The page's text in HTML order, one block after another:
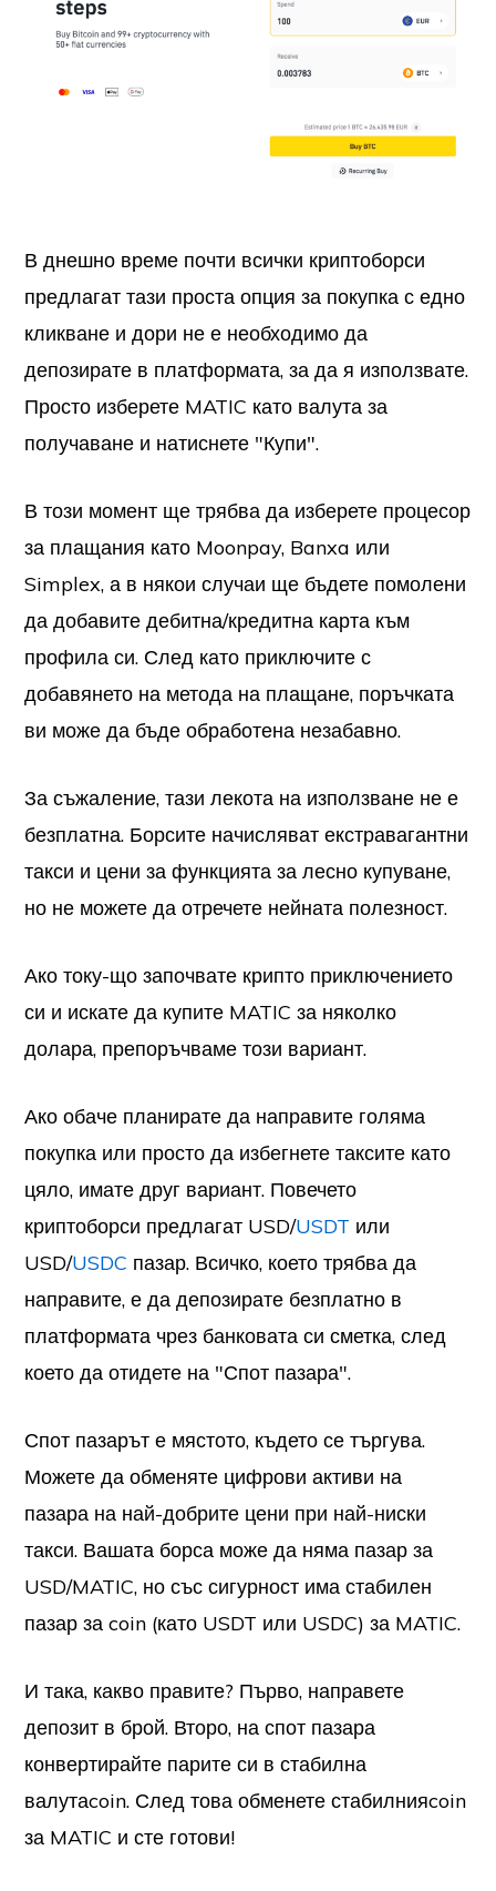
В днешно време почти всички криптоборси
предлагат тази проста опция за покупка с едно
кликване и дори не е необходимо да
депозирате в платформата, за да я използвате.
Просто изберете MATIC като валута за
получаване и натиснете "Купи".
В този момент ще трябва да изберете процесор
за плащания като Moonpay, Banxa или
Simplex, а в някои случаи ще бъдете помолени
да добавите дебитна/кредитна карта към
профила си. След като приключите с
добавянето на метода на плащане, поръчката
ви може да бъде обработена незабавно.
За съжаление, тази лекота на използване не е
безплатна. Борсите начисляват екстравагантни
такси и цени за функцията за лесно купуване,
но не можете да отречете нейната полезност.
Ако току-що започвате крипто приключението
си и искате да купите MATIC за няколко
долара, препоръчваме този вариант.
Ако обаче планирате да направите голяма
покупка или просто да избегнете таксите като
цяло, имате друг вариант. Повечето
криптоборси предлагат USD/USDT или
USD/USDC пазар. Всичко, което трябва да
направите, е да депозирате безплатно в
платформата чрез банковата си сметка, след
което да отидете на "Спот пазара".
Спот пазарът е мястото, където се търгува.
Можете да обменяте цифрови активи на
пазара на най-добрите цени при най-ниски
такси. Вашата борса може да няма пазар за
USD/MATIC, но със сигурност има стабилен
пазар за coin (като USDT или USDC) за MATIC.
И така, какво правите? Първо, направете
депозит в брой. Второ, на спот пазара
конвертирайте парите си в стабилна
валутаcoin. След това обменете стабилнияcoin
за MATIC и сте готови!